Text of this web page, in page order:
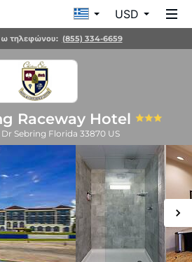
USD
τηλεφώνου: (855) 334-6659
Raceway Hotel
Dr Sebring Florida 33870 US